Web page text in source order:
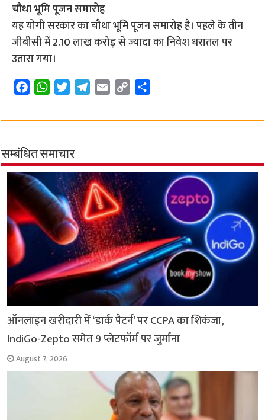
चौथा भूमि पूजन समारोह
यह योगी सरकार का चौथा भूमि पूजन समारोह है। पहले के तीन
जीबीसी में 2.10 लाख करोड़ से ज्यादा का निवेश धरातल पर
उतारा गया।
c
b
o
o
k
W
a
s
A
p
i
t
e
r
l
r
a
m
a
p
i
n
a
सम्बंधित समाचार
ऑनलाइन खरीदारी में ‘डार्क पैटर्न’ पर CCPA का शिकंजा,
IndiGo-Zepto समेत 9 प्लेटफॉर्म पर जुर्माना
August 7, 2026